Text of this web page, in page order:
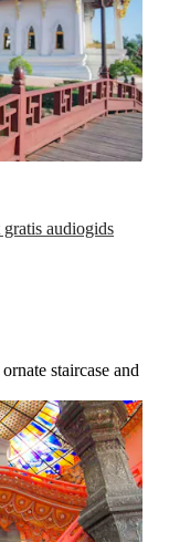
audiogids
staircase and